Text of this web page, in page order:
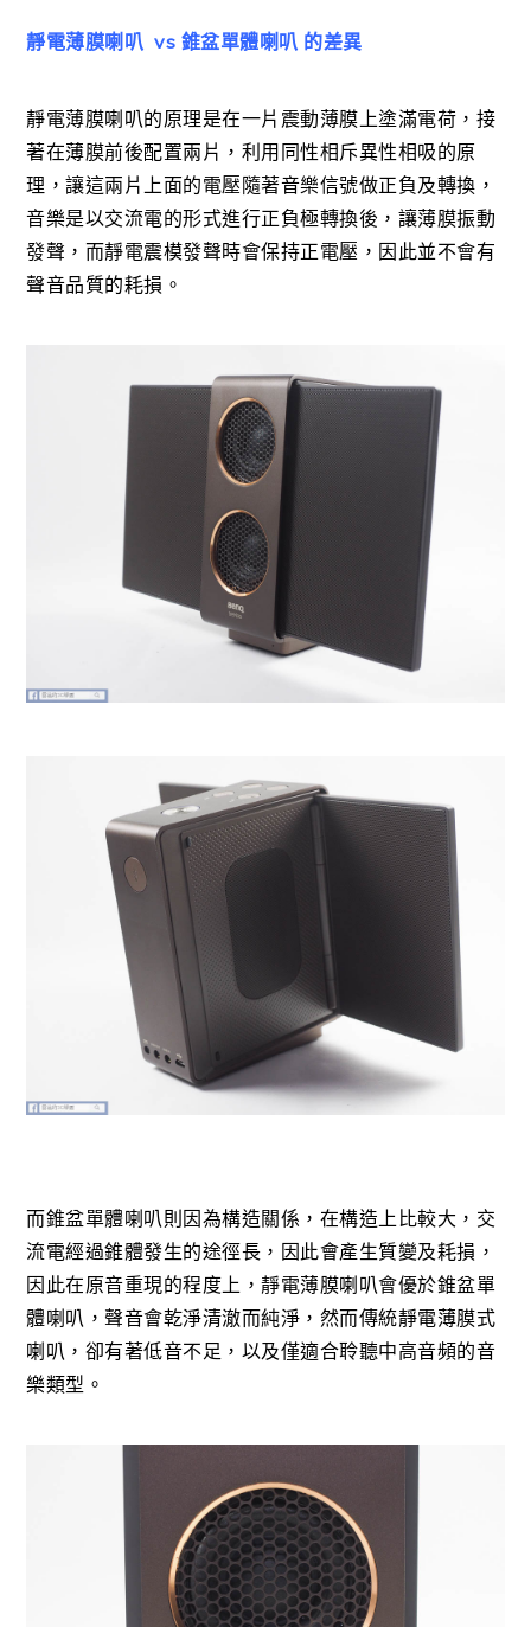
靜電薄膜喇叭 vs 錐盆單體喇叭 的差異
靜電薄膜喇叭的原理是在一片震動薄膜上塗滿電荷，接
著在薄膜前後配置兩片，利用同性相斥異性相吸的原
理，讓這兩片上面的電壓隨著音樂信號做正負及轉換，
音樂是以交流電的形式進行正負極轉換後，讓薄膜振動
發聲，而靜電震模發聲時會保持正電壓，因此並不會有
聲音品質的耗損。
而錐盆單體喇叭則因為構造關係，在構造上比較大，交
流電經過錐體發生的途徑長，因此會產生質變及耗損，
因此在原音重現的程度上，靜電薄膜喇叭會優於錐盆單
體喇叭，聲音會乾淨清澈而純淨，然而傳統靜電薄膜式
喇叭，卻有著低音不足，以及僅適合聆聽中高音頻的音
樂類型。